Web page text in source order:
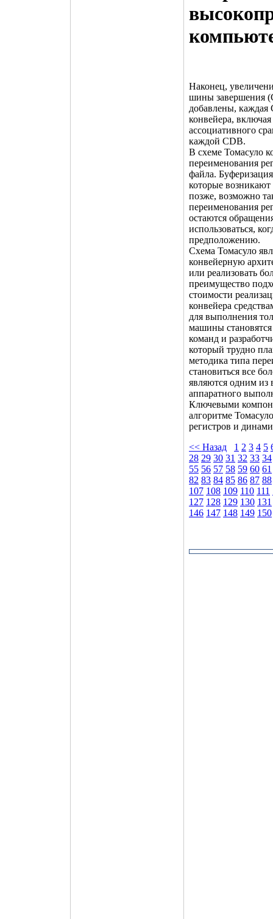
Наконец,
шины завершения
добавлены, каждая
конвейера,
ассоциативного
каждой CDB.
В схеме Томасуло
переименования
файла.
которые
позже, возможно
переименования
остаются
использоваться,
предположению.
Схема Томасуло
конвейерную
или реализовать
преимущество
стоимости
конвейера
для выполнения
машины
команд и
который трудно
методика типа
становиться все
являются одним из
аппаратного
Ключевыми
алгоритме
регистров и
<< Назад
1 2 3 4 5
28 29 30 31 32 33 34
55 56 57 58 59 60 61
82 83 84 85 86 87 88
107 108 109 110 111
127 128 129 130 131
146 147 148 149 150